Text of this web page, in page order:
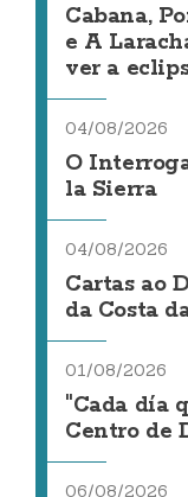
Cabana,
e A
ver a
04/08/2026
O
la Sierra
04/08/2026
Cartas ao
da Costa
01/08/2026
"Cada día
Centro de
06/08/2026